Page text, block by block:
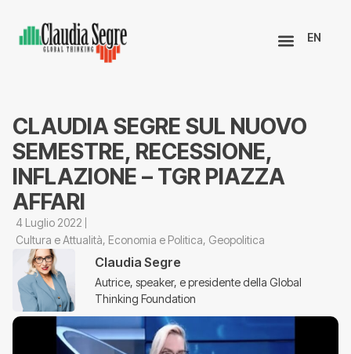
EN
CLAUDIA SEGRE SUL NUOVO
SEMESTRE, RECESSIONE,
INFLAZIONE – TGR PIAZZA
AFFARI
4 Luglio 2022
Cultura e Attualità, Economia e Politica, Geopolitica
Claudia Segre
Autrice, speaker, e presidente della Global
Thinking Foundation